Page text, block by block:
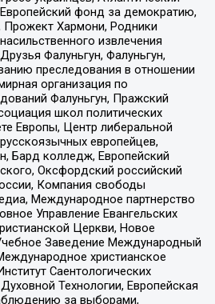
фонд за демократию,
Хармони, Родники
извлечения
Фалуньгун, Фалуньгун,
преследования в отношении
организация по
Фалуньгун, Пражский
школ политических
Европы, Центр либеральной
европейцев,
Бард колледж, Европейский
Оксфордский российский
Компания свободы
Международное партнерство
Управление Евангельских
Церкви, Новое
Заведение Международный
христианское
Саентологических
Технологии, Европейская
за выборами,